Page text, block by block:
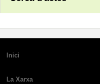
Inici
La Xarxa